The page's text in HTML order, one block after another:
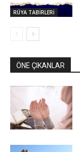
RÜYA TABİRLERİ
ÖNE ÇIKANLAR